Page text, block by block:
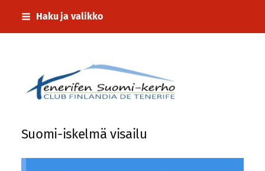
Siirry
sivun
Haku ja valikko
Tenerifen Suomi-kerho
Suomi-iskelmä visailu